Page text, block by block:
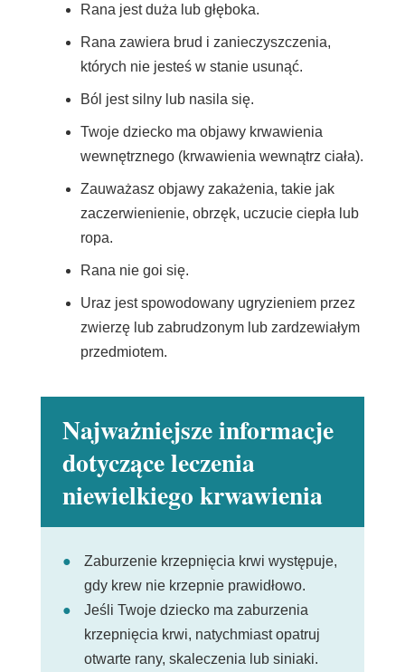
Rana jest duża lub głęboka.
Rana zawiera brud i zanieczyszczenia,
których nie jesteś w stanie usunąć.
Ból jest silny lub nasila się.
Twoje dziecko ma objawy krwawienia
wewnętrznego (krwawienia wewnątrz ciała).
Zauważasz objawy zakażenia, takie jak
zaczerwienienie, obrzęk, uczucie ciepła lub
ropa.
Rana nie goi się.
Uraz jest spowodowany ugryzieniem przez
zwierzę lub zabrudzonym lub zardzewiałym
przedmiotem.
Najważniejsze informacje
dotyczące leczenia
niewielkiego krwawienia
Zaburzenie krzepnięcia krwi występuje,
gdy krew nie krzepnie prawidłowo.
Jeśli Twoje dziecko ma zaburzenia
krzepnięcia krwi, natychmiast opatruj
otwarte rany, skaleczenia lub siniaki.